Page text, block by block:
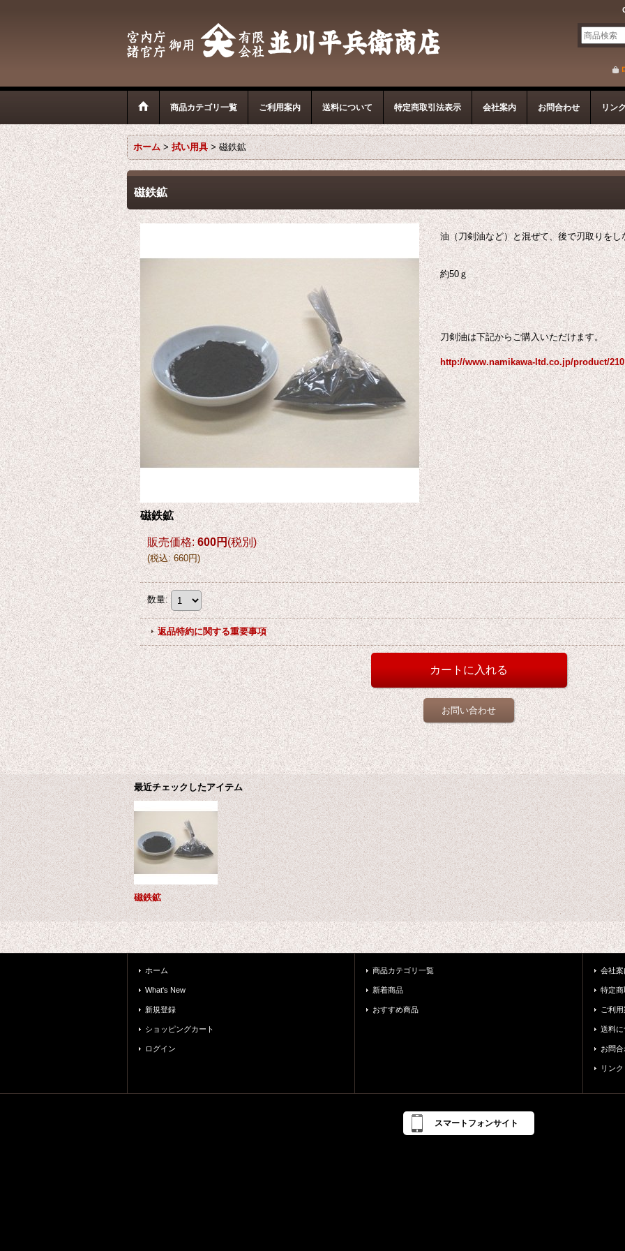
商品カテゴリ一覧 ご利用案内 送料について 特定商取引法表示 会社案内 お問合わせ リン
ホーム > 拭い用具 > 磁鉄鉱
磁鉄鉱
油（刀剣油など）と混ぜて、後で刃取りを
約50ｇ
刀剣油は下記からご購入いただけます。
http://www.namikawa-ltd.co.jp/product/210
磁鉄鉱
販売価格: 600円(税別)
(税込: 660円)
数量:
返品特約に関する重要事項
お問い合わせ
最近チェックしたアイテム
磁鉄鉱
ホーム
What's New
新規登録
ショッピングカート
ログイン
商品カテゴリ一覧
新着商品
おすすめ商品
会社案
特定
ご利
送料
お問
リンク
スマートフォンサイト